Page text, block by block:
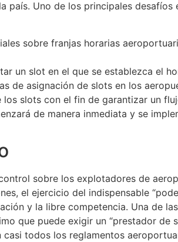
país. Uno de los principales
sobre franjas horarias
un slot en el que se establezca el
de asignación de slots en los
slots con el fin de garantizar un
de manera inmediata y se
sobre los explotadores de
el ejercicio del indispensable
y la libre competencia. Una de
que puede exigir un “prestador de
todos los reglamentos